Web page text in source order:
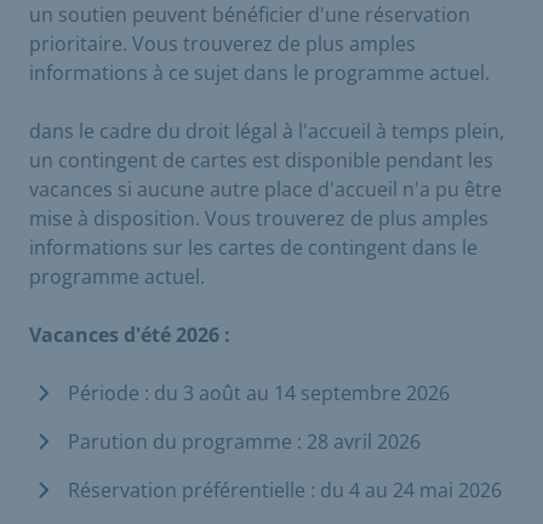
un soutien peuvent bénéficier d'une réservation
prioritaire. Vous trouverez de plus amples
informations à ce sujet dans le programme actuel.
dans le cadre du droit légal à l'accueil à temps plein,
un contingent de cartes est disponible pendant les
vacances si aucune autre place d'accueil n'a pu être
mise à disposition. Vous trouverez de plus amples
informations sur les cartes de contingent dans le
programme actuel.
Vacances d'été 2026 :
Période : du 3 août au 14 septembre 2026
Parution du programme : 28 avril 2026
Réservation préférentielle : du 4 au 24 mai 2026